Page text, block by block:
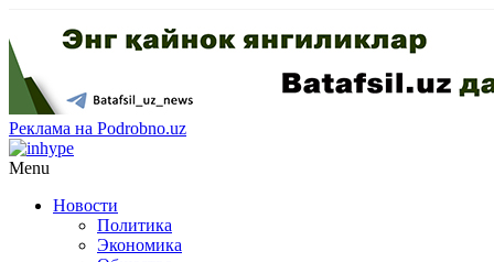
Реклама на Podrobno.uz
Menu
Новости
Политика
Экономика